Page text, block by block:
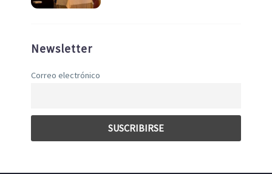
Newsletter
Correo electrónico